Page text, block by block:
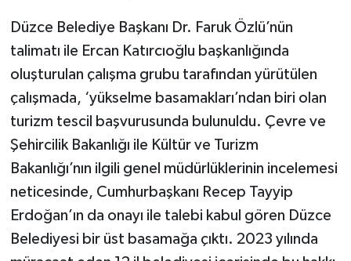
Düzce Belediye Başkanı Dr. Faruk Özlü’nün
talimatı ile Ercan Katırcıoğlu başkanlığında
oluşturulan çalışma grubu tarafından yürütülen
çalışmada, ‘yükselme basamakları’ndan biri olan
turizm tescil başvurusunda bulunuldu. Çevre ve
Şehircilik Bakanlığı ile Kültür ve Turizm
Bakanlığı’nın ilgili genel müdürlüklerinin incelemesi
neticesinde, Cumhurbaşkanı Recep Tayyip
Erdoğan’ın da onayı ile talebi kabul gören Düzce
Belediyesi bir üst basamağa çıktı. 2023 yılında